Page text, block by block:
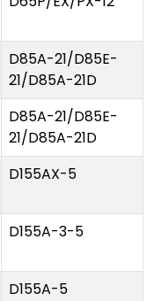
D85A-21/D85E-
21/D85A-21D
D85A-21/D85E-
21/D85A-21D
D155AX-5
D155A-3-5
D155A-5